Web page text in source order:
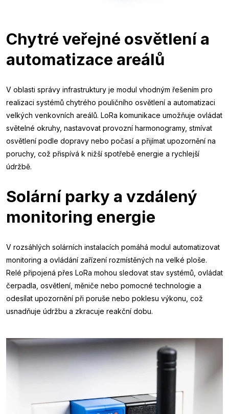
Chytré veřejné osvětlení a
automatizace areálů
V oblasti správy infrastruktury je modul vhodným řešením pro
realizaci systémů chytrého pouličního osvětlení a automatizaci
velkých venkovních areálů. LoRa komunikace umožňuje ovládat
světelné okruhy, nastavovat provozní harmonogramy, stmívat
osvětlení podle dopravy nebo počasí a přijímat upozornění na
poruchy, což přispívá k nižší spotřebě energie a rychlejší
údržbě.
Solární parky a vzdálený
monitoring energie
V rozsáhlých solárních instalacích pomáhá modul automatizovat
monitoring a ovládání zařízení rozmístěných na velké ploše.
Relé připojená přes LoRa mohou sledovat stav systémů, ovládat
čerpadla, osvětlení, měniče nebo pomocné technologie a
odesílat upozornění při poruše nebo poklesu výkonu, což
usnadňuje údržbu a zkracuje reakční dobu.